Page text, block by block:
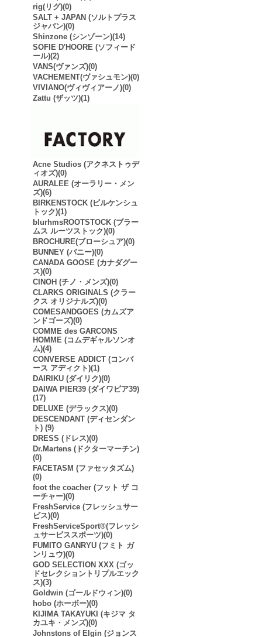
rig(リグ)(0)
SALT + JAPAN (ソルトプラス
ジャパン)(0)
Shinzone (シンゾーン)(14)
SOFIE D'HOORE (ソフィード
ール)(2)
VANS(ヴァンズ)(0)
VACHEMENT(ヴァシュモン)(0)
VIVIANO(ヴィヴィアーノ)(0)
Zattu (ザッツ)(1)
Acne Studios (アクネストゥデ
ィオズ)(0)
AURALEE (オーラリー・メン
ズ)(6)
BIRKENSTOCK (ビルケンシュ
トック)(1)
blurhmsROOTSTOCK (ブラー
ムス ルーツストック)(0)
BROCHURE(ブローシュア)(0)
BUNNEY (バニー)(0)
CANADA GOOSE (カナダグー
ス)(0)
CINOH (チノ・メンズ)(0)
CLARKS ORIGINALS (クラー
クス オリジナルズ)(0)
COMESANDGOES (カムズア
ンドゴーズ)(0)
COMME des GARCONS
HOMME (コムデギャルソンオ
ム)(4)
CONVERSE ADDICT (コンバ
ース アディクト)(1)
DAIRIKU (ダイリク)(0)
DAIWA PIER39 (ダイワピア39)
(17)
DELUXE (デラックス)(0)
DESCENDANT (ディセンダン
ト) (9)
DRESS (ドレス)(0)
Dr.Martens (ドクターマーチン)
(0)
FACETASM (ファセッタズム)
(0)
foot the coacher (フット ザ コ
ーチャー)(0)
FreshService (フレッシュサー
ビス)(0)
FreshServiceSport®︎(フレッシ
ュサービススポーツ)(0)
FUMITO GANRYU (フミト ガ
ンリュウ)(0)
GOD SELECTION XXX (ゴッ
ドセレクショントリプルエック
ス)(3)
Goldwin (ゴールドウィン)(0)
hobo (ホーボー)(0)
KIJIMA TAKAYUKI (キジマ タ
カユキ・メンズ)(0)
Johnstons of Elgin (ジョンス